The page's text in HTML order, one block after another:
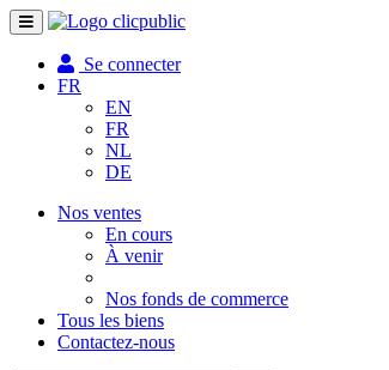
Toggle
navigation
Se connecter
FR
EN
FR
NL
DE
Nos ventes
En cours
À venir
Nos fonds de commerce
Tous les biens
Contactez-nous